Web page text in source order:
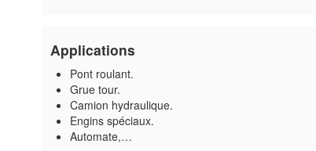
Applications
Pont roulant.
Grue tour.
Camion hydraulique.
Engins spéciaux.
Automate,…